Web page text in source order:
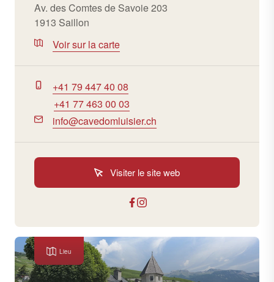
Av. des Comtes de Savoie 203
1913 Saillon
Voir sur la carte
+41 79 447 40 08
+41 77 463 00 03
info@cavedomluisier.ch
Visiter le site web
Lieu